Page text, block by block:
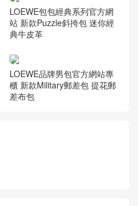
LOEWE包包經典系列官方網
站 新款Puzzle斜挎包 迷你經
典牛皮革
LOEWE品牌男包官方網站專
櫃 新款Military郵差包 提花郵
差布包